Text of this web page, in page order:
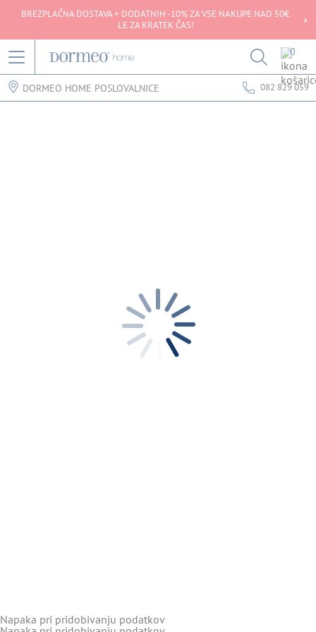
BREZPLAČNA DOSTAVA + DODATNIH -10% ZA VSE NAKUPE NAD 50€.
LE ZA KRATEK ČAS!
0
DORMEO HOME POSLOVALNICE 082 829 059
Napaka pri pridobivanju podatkov